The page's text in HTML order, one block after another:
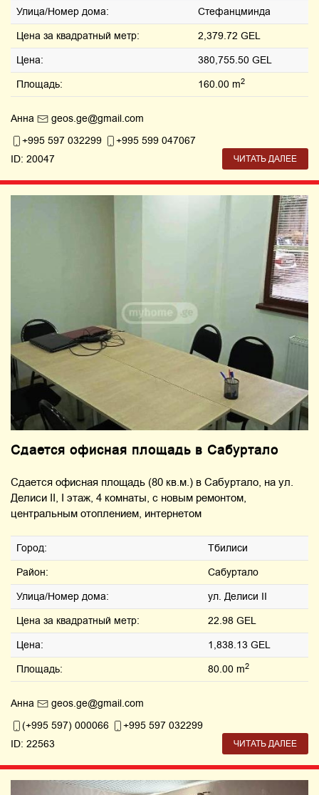
Улица/Номер дома:
Стефанцминда
Цена за квадратный метр:
2,379.72 GEL
Цена:
380,755.50 GEL
Площадь:
160.00 m2
Анна
geos.ge@gmail.com
+995 597 032299
+995 599 047067
ID: 20047
ЧИТАТЬ ДАЛЕЕ
Сдается офисная площадь в Сабуртало
Сдается офисная площадь (80 кв.м.) в Сабуртало, на ул.
Делиси II, I этаж, 4 комнаты, с новым ремонтом,
центральным отоплением, интернетом
Город:
Тбилиси
Район:
Сабуртало
Улица/Номер дома:
ул. Делиси II
Цена за квадратный метр:
22.98 GEL
Цена:
1,838.13 GEL
Площадь:
80.00 m2
Анна
geos.ge@gmail.com
(+995 597) 000066
+995 597 032299
ID: 22563
ЧИТАТЬ ДАЛЕЕ